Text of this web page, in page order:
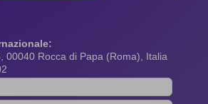
00040 Rocca di Papa (Roma), Italia